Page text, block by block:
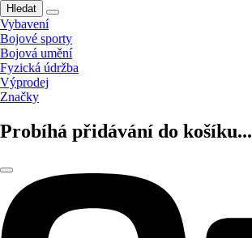
Hledat
Vybavení
Bojové sporty
Bojová umění
Fyzická údržba
Výprodej
Značky
Probíhá přidávání do košíku...